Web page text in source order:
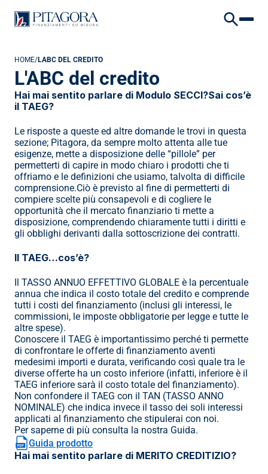
VAI AL CONTENUTO
VAI AL FOOTER
HOME/LABC DEL CREDITO
L'ABC del credito
Hai mai sentito parlare di Modulo SECCI?Sai cos’è
il TAEG?
Le risposte a queste ed altre domande le trovi in questa
sezione; Pitagora, da sempre molto attenta alle tue
esigenze, mette a disposizione delle “pillole” per
permetterti di capire in modo chiaro i prodotti che ti
offriamo e le definizioni che usiamo, talvolta di difficile
comprensione.Ciò è previsto al fine di permetterti di
compiere scelte più consapevoli e di cogliere le
opportunità che il mercato finanziario ti mette a
disposizione, comprendendo chiaramente tutti i diritti e
gli obblighi derivanti dalla sottoscrizione dei contratti.
Il TAEG…cos’è?
Il TASSO ANNUO EFFETTIVO GLOBALE è la percentuale
annua che indica il costo totale del credito e comprende
tutti i costi del finanziamento (inclusi gli interessi, le
commissioni, le imposte obbligatorie per legge e tutte le
altre spese).
Conoscere il TAEG è importantissimo perché ti permette
di confrontare le offerte di finanziamento aventi
medesimi importi e durata, verificando così quale tra le
diverse offerte ha un costo inferiore (infatti, inferiore è il
TAEG inferiore sarà il costo totale del finanziamento).
Non confondere il TAEG con il TAN (TASSO ANNO
NOMINALE) che indica invece il tasso dei soli interessi
applicati al finanziamento che stipulerai con noi.
Per saperne di più consulta la nostra Guida.
Guida prodotto
Hai mai sentito parlare di MERITO CREDITIZIO?